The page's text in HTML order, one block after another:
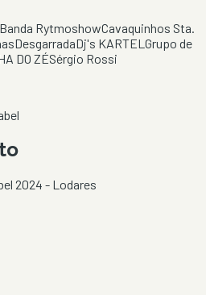
Banda RytmoshowCavaquinhos Sta.
DesgarradaDj's KARTEL Grupo de
DO ZÉSérgio Rossi
2024 - Lodares